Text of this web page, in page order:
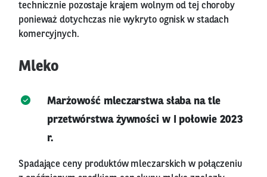
technicznie pozostaje krajem wolnym od tej choroby
ponieważ dotychczas nie wykryto ognisk w stadach
komercyjnych.
Mleko
Marżowość mleczarstwa słaba na tle
przetwórstwa żywności w I połowie 2023
r.
Spadające ceny produktów mleczarskich w połączeniu